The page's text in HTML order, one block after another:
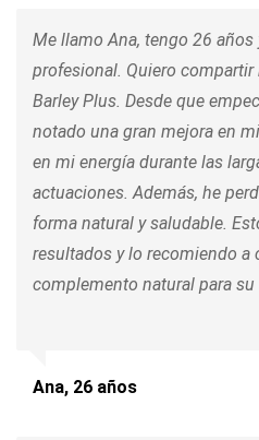
Me llamo Ana, tengo 26 años
profesional. Quiero compartir
Barley Plus. Desde que
notado una gran mejora en
en mi energía durante las
actuaciones. Además, he
forma natural y saludable.
resultados y lo recomiendo a
complemento natural para su
Ana, 26 años